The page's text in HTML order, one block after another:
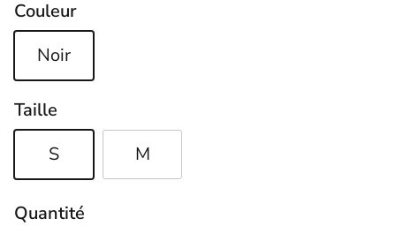
Couleur
Noir
Taille
S
M
Quantité